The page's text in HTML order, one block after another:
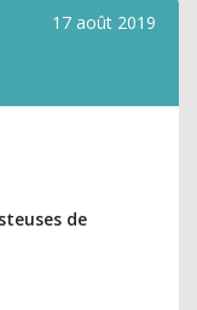
17 août 2019
de